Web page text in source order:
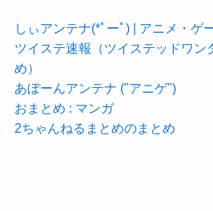
しぃアンテナ(*ﾟーﾟ) | アニメ・ゲ
ツイステ速報（ツイステッドワン
め）
あぼーんアンテナ ("アニゲ")
おまとめ : マンガ
2ちゃんねるまとめのまとめ